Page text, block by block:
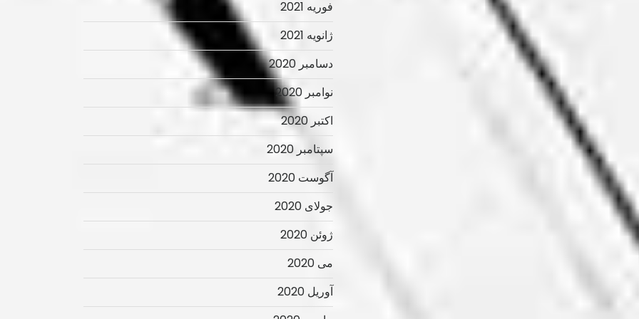
فوریه 2021
ژانویه 2021
دسامبر 2020
نوامبر 2020
اکتبر 2020
سپتامبر 2020
آگوست 2020
جولای 2020
ژوئن 2020
می 2020
آوریل 2020